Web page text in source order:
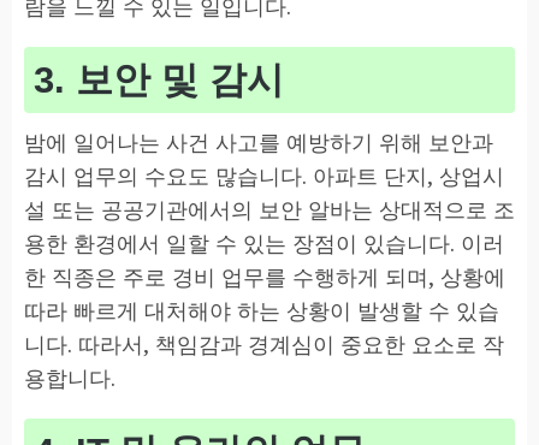
람을 느낄 수 있는 일입니다.
3. 보안 및 감시
밤에 일어나는 사건 사고를 예방하기 위해 보안과
감시 업무의 수요도 많습니다. 아파트 단지, 상업시
설 또는 공공기관에서의 보안 알바는 상대적으로 조
용한 환경에서 일할 수 있는 장점이 있습니다. 이러
한 직종은 주로 경비 업무를 수행하게 되며, 상황에
따라 빠르게 대처해야 하는 상황이 발생할 수 있습
니다. 따라서, 책임감과 경계심이 중요한 요소로 작
용합니다.